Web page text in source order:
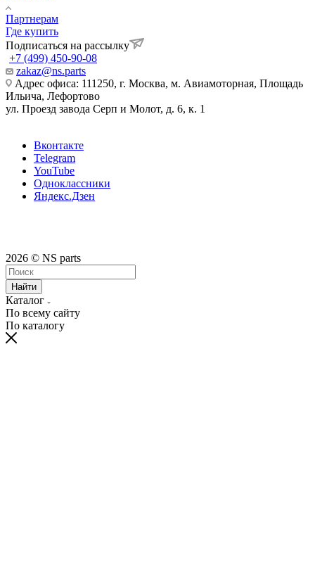
Партнерам
Где купить
Подписаться на рассылку
+7 (499) 450-90-08
zakaz@ns.parts
Адрес офиса: 111250, г. Москва, м. Авиамоторная, Площадь
Ильича, Лефортово
ул. Проезд завода Серп и Молот, д. 6, к. 1
Вконтакте
Telegram
YouTube
Одноклассники
Яндекс.Дзен
2026 © NS parts
Найти
Каталог
По всему сайту
По каталогу